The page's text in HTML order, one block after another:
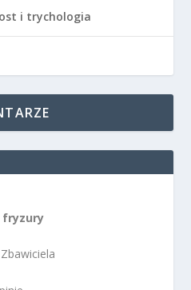
i trychologia
fryzury